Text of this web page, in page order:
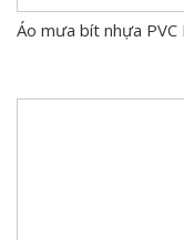
Áo mưa bít nhựa